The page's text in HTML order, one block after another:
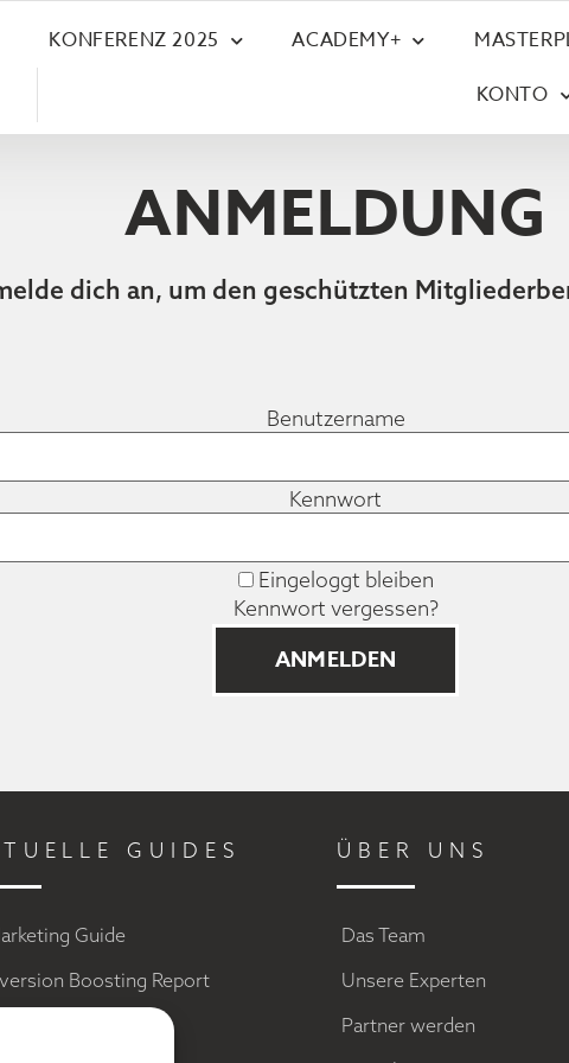
KONFERENZ 2025 ACADEMY+
KONTO
ANMELDUNG
dich an, um den geschützten
Benutzername
Kennwort
Eingeloggt bleiben
Kennwort vergessen?
GUIDES
Guide
Boosting Report
ÜBER UNS
Das Team
Unsere Experten
Partner werden